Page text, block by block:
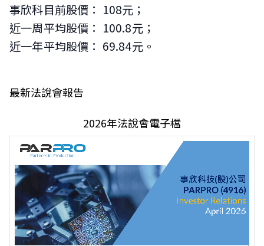
事欣科目前股價： 108元；
近一周平均股價： 100.8元；
近一年平均股價： 69.84元。
最新法說會報告
2026年法說會電子檔